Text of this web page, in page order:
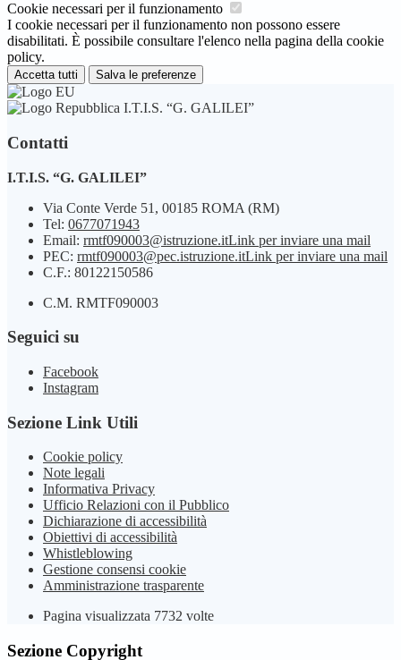
Cookie necessari per il funzionamento
I cookie necessari per il funzionamento non possono essere
disabilitati. È possibile consultare l'elenco nella pagina della cookie
policy.
Accetta tutti Salva le preferenze
I.T.I.S. “G. GALILEI”
Contatti
I.T.I.S. “G. GALILEI”
Via Conte Verde 51, 00185 ROMA (RM)
Tel: 0677071943
Email: rmtf090003@istruzione.itLink per inviare una mail
PEC: rmtf090003@pec.istruzione.itLink per inviare una mail
C.F.: 80122150586
C.M. RMTF090003
Seguici su
Facebook
Instagram
Sezione Link Utili
Cookie policy
Note legali
Informativa Privacy
Ufficio Relazioni con il Pubblico
Dichiarazione di accessibilità
Obiettivi di accessibilità
Whistleblowing
Gestione consensi cookie
Amministrazione trasparente
Pagina visualizzata 7732 volte
Sezione Copyright